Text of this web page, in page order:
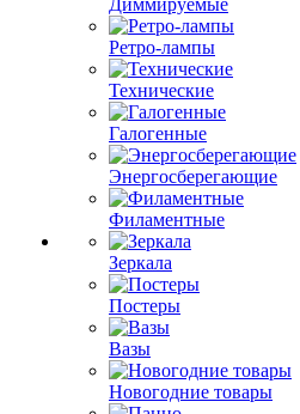
Диммируемые
Ретро-лампы
Технические
Галогенные
Энергосберегающие
Филаментные
Зеркала
Постеры
Вазы
Новогодние товары